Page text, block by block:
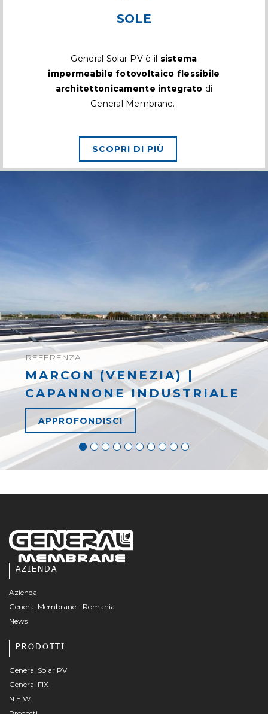
SOLE
General Solar PV è il sistema
impermeabile fotovoltaico flessibile
architettonicamente integrato di
General Membrane.
SCOPRI DI PIÙ
REFERENZA
MARCON (VENEZIA) |
CAPANNONE INDUSTRIALE
APPROFONDISCI
AZIENDA
Azienda
General Membrane - Romania
News
PRODOTTI
General Solar PV
General FIX
N.E.W.